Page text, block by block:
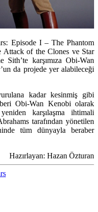
Episode I – The Phantom
Attack of the Clones ve Star
karşımıza Obi-Wan
da projede yer alabileceği
kadar kesinmiş gibi
Obi-Wan Kenobi olarak
karşılaşma ihtimali
tarafından yönetilen
tüm dünyayla beraber
Hazırlayan: Hazan Özturan